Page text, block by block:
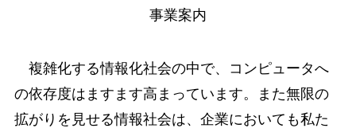
事業案内
複雑化する情報化社会の中で、コンピュータへ
の依存度はますます高まっています。また無限の
拡がりを見せる情報社会は、企業においても私た